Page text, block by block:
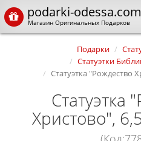
podarki-odessa.com
Магазин Оригинальных Подарков
Подарки
Статуэтки
Статуэтка "Рождество
Статуэтка
Христово",